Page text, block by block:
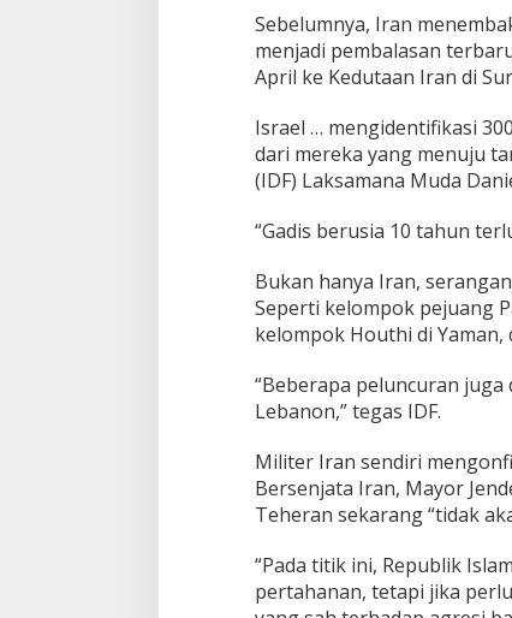
R
I
Sebelumnya, Iran
menjadi pembalasan
April ke Kedutaan Iran di
Israel … mengidentifikasi
dari mereka yang menuju
(IDF) Laksamana Muda
“Gadis berusia 10 tahun
Bukan hanya Iran,
Seperti kelompok pejuang
kelompok Houthi di Yaman,
“Beberapa peluncuran
Lebanon,” tegas IDF.
Militer Iran sendiri
Bersenjata Iran, Mayor
Teheran sekarang “tidak
“Pada titik ini, Republik
pertahanan, tetapi jika